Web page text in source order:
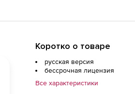
передачи BOX, для
на 36 мес. (для
Коротко о товаре
русская версия
бессрочная лицензия
Все характеристики